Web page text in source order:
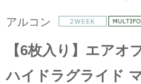
アルコン
【6枚入り】エアオ
ハイドラグライド